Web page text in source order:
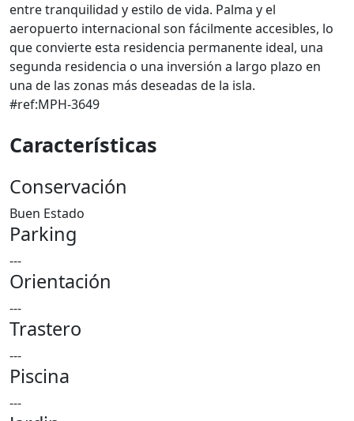
entre tranquilidad y estilo de vida. Palma y el
aeropuerto internacional son fácilmente accesibles, lo
que convierte esta residencia permanente ideal, una
segunda residencia o una inversión a largo plazo en
una de las zonas más deseadas de la isla.
#ref:MPH-3649
Características
Conservación
Buen Estado
Parking
---
Orientación
---
Trastero
---
Piscina
---